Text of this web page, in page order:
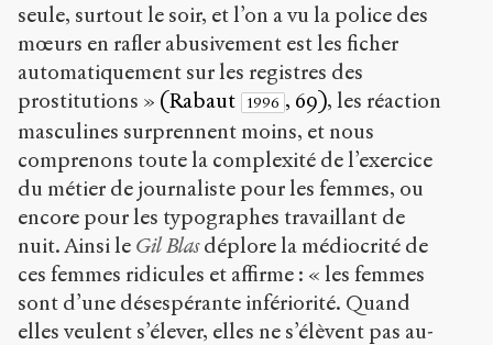
seule, surtout le soir, et l’on a vu la police des
mœurs en rafler abusivement est les ficher
automatiquement sur les registres des
prostitutions » (Rabaut 1996 , 69), les réaction
masculines surprennent moins, et nous
comprenons toute la complexité de l’exercice
du métier de journaliste pour les femmes, ou
encore pour les typographes travaillant de
nuit. Ainsi le Gil Blasdéplore la médiocrité de
ces femmes ridicules et affirme : « les femmes
sont d’une désespérante infériorité. Quand
elles veulent s’élever, elles ne s’élèvent pas au-